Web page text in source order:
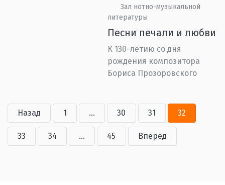
Зал нотно-музыкальной
литературы
Песни печали и любви
К 130-летию со дня
рождения композитора
Бориса Прозоровского
Назад 1 ... 30 31 32
33 34 ... 45 Вперед